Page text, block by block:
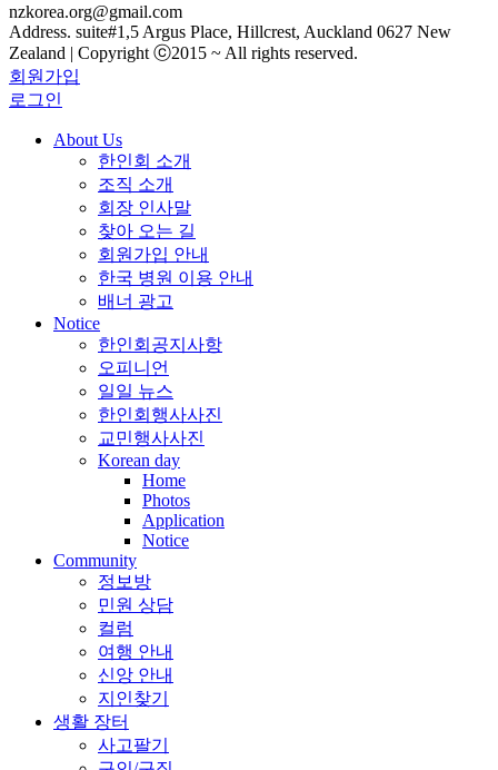
nzkorea.org@gmail.com
Address. suite#1,5 Argus Place, Hillcrest, Auckland 0627 New
Zealand | Copyright ⓒ2015 ~ All rights reserved.
회원가입
로그인
About Us
한인회 소개
조직 소개
회장 인사말
찾아 오는 길
회원가입 안내
한국 병원 이용 안내
배너 광고
Notice
한인회공지사항
오피니언
일일 뉴스
한인회행사사진
교민행사사진
Korean day
Home
Photos
Application
Notice
Community
정보방
민원 상담
컬럼
여행 안내
신앙 안내
지인찾기
생활 장터
사고팔기